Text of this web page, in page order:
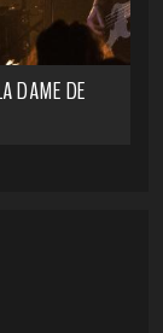
DAME DE